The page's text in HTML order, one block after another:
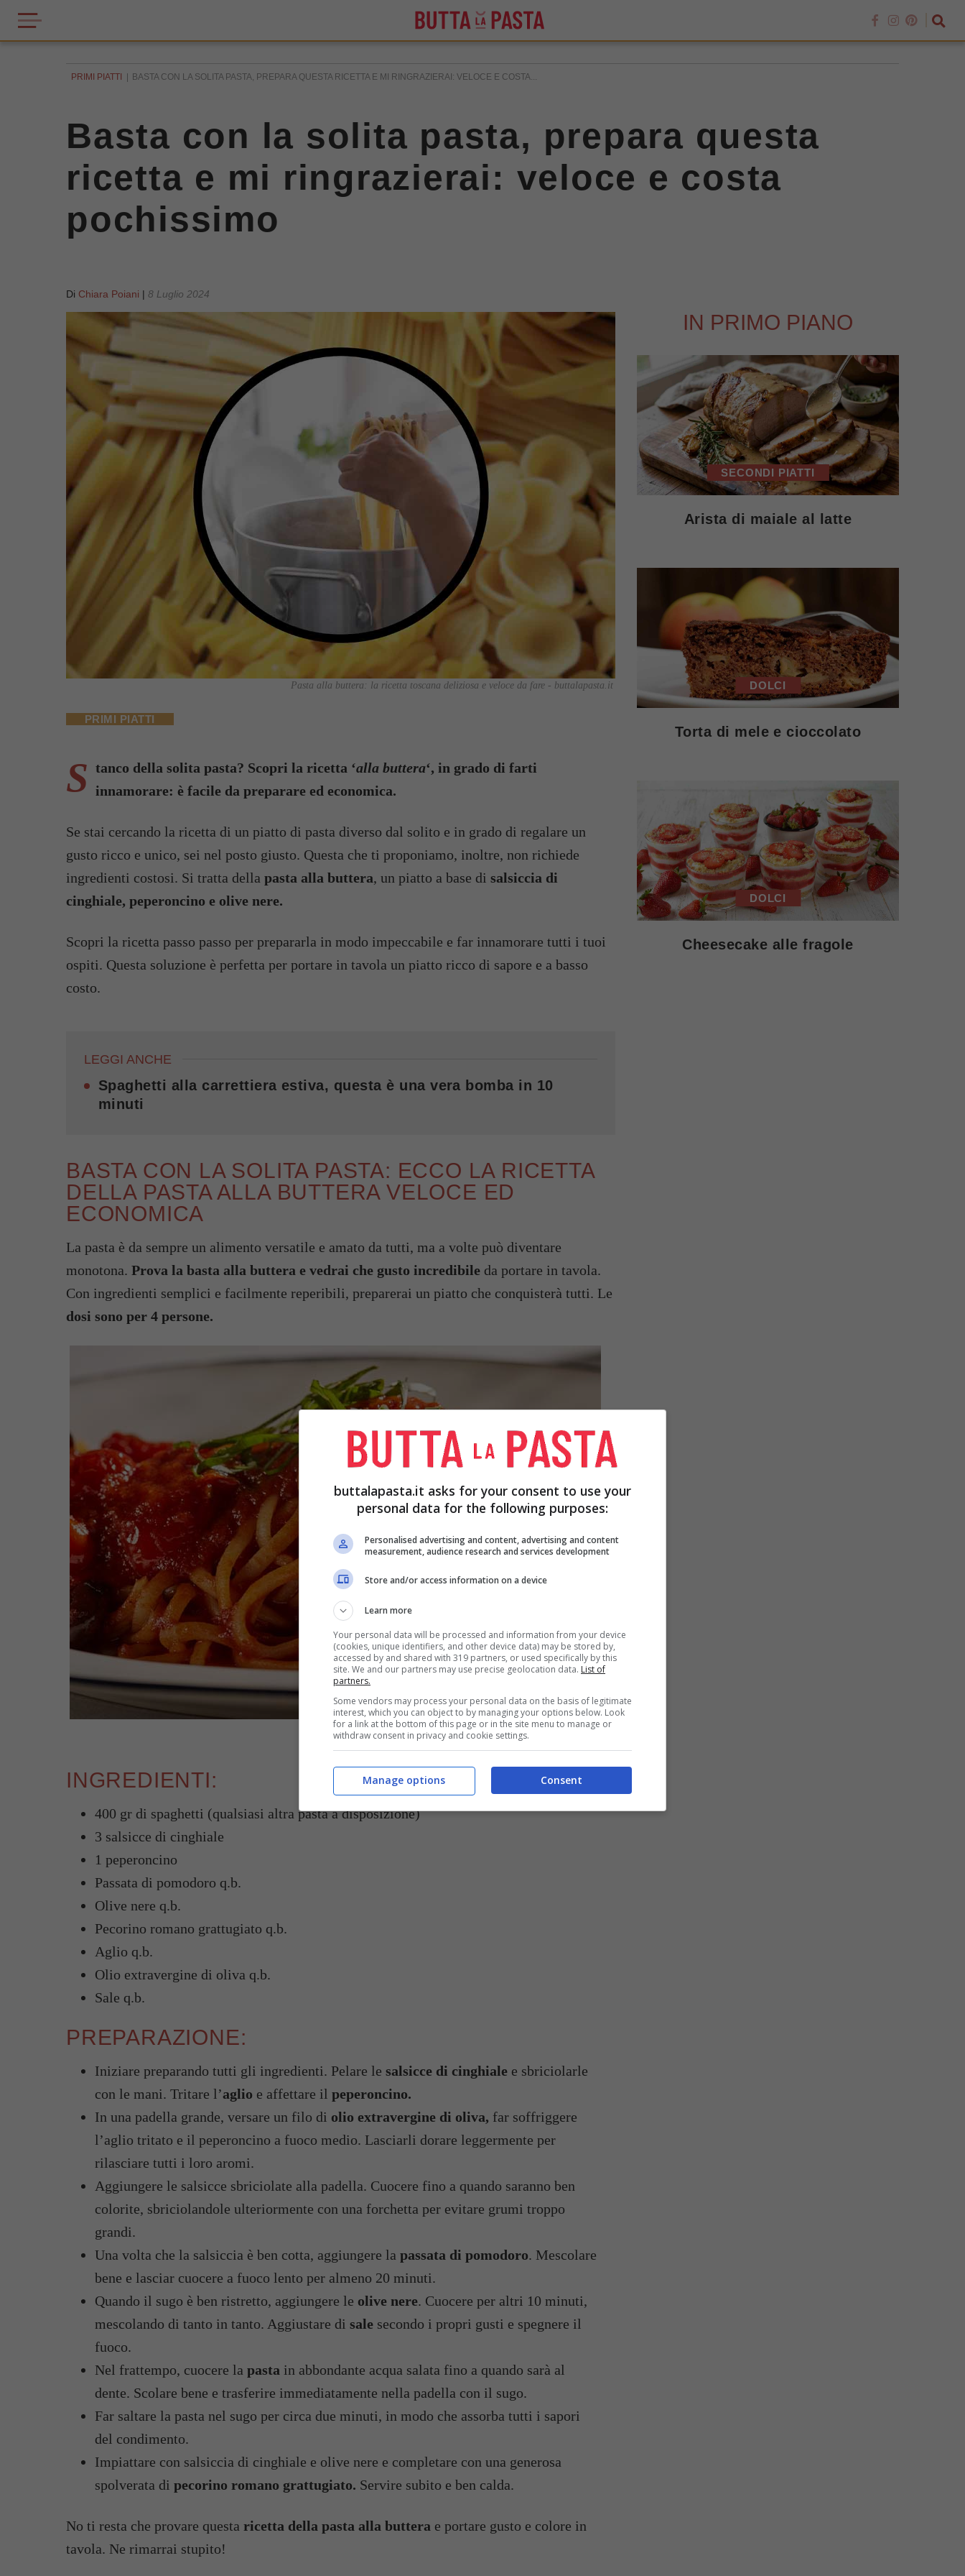
PRIMI PIATTI BASTA CON LA SOLITA PASTA, PREPARA QUESTA RICETTA E MI RINGRAZIERAI: VELOCE E COSTA...
Basta con la solita pasta, prepara questa
ricetta e mi ringrazierai: veloce e costa
pochissimo
Di Chiara Poiani | 8 Luglio 2024
Pasta alla buttera: la ricetta toscana deliziosa e veloce da fare - buttalapasta.it
PRIMI PIATTI
S tanco della solita pasta? Scopri la ricetta ‘alla buttera‘, in grado di farti
innamorare: è facile da preparare ed economica.
Se stai cercando la ricetta di un piatto di pasta diverso dal solito e in grado di regalare un
gusto ricco e unico, sei nel posto giusto. Questa che ti proponiamo, inoltre, non richiede
ingredienti costosi. Si tratta della pasta alla buttera, un piatto a base di salsiccia di
cinghiale, peperoncino e olive nere.
Scopri la ricetta passo passo per prepararla in modo impeccabile e far innamorare tutti i tuoi
ospiti. Questa soluzione è perfetta per portare in tavola un piatto ricco di sapore e a basso
costo.
LEGGI ANCHE
Spaghetti alla carrettiera estiva, questa è una vera bomba in 10
minuti
BASTA CON LA SOLITA PASTA: ECCO LA RICETTA
DELLA PASTA ALLA BUTTERA VELOCE ED
ECONOMICA
La pasta è da sempre un alimento versatile e amato da tutti, ma a volte può diventare
monotona. Prova la basta alla buttera e vedrai che gusto incredibile da portare in tavola.
Con ingredienti semplici e facilmente reperibili, preparerai un piatto che conquisterà tutti. Le
dosi sono per 4 persone.
Come preparare la famosa pasta alla buttera – buttalapasta.it
INGREDIENTI:
400 gr di spaghetti (qualsiasi altra pasta a disposizione)
3 salsicce di cinghiale
1 peperoncino
Passata di pomodoro q.b.
Olive nere q.b.
Pecorino romano grattugiato q.b.
Aglio q.b.
Olio extravergine di oliva q.b.
Sale q.b.
PREPARAZIONE:
Iniziare preparando tutti gli ingredienti. Pelare le salsicce di cinghiale e sbriciolarle
con le mani. Tritare l’aglio e affettare il peperoncino.
In una padella grande, versare un filo di olio extravergine di oliva, far soffriggere
l’aglio tritato e il peperoncino a fuoco medio. Lasciarli dorare leggermente per
rilasciare tutti i loro aromi.
Aggiungere le salsicce sbriciolate alla padella. Cuocere fino a quando saranno ben
colorite, sbriciolandole ulteriormente con una forchetta per evitare grumi troppo
grandi.
Una volta che la salsiccia è ben cotta, aggiungere la passata di pomodoro. Mescolare
bene e lasciar cuocere a fuoco lento per almeno 20 minuti.
Quando il sugo è ben ristretto, aggiungere le olive nere. Cuocere per altri 10 minuti,
mescolando di tanto in tanto. Aggiustare di sale secondo i propri gusti e spegnere il
fuoco.
Nel frattempo, cuocere la pasta in abbondante acqua salata fino a quando sarà al
dente. Scolare bene e trasferire immediatamente nella padella con il sugo.
Far saltare la pasta nel sugo per circa due minuti, in modo che assorba tutti i sapori
del condimento.
Impiattare con salsiccia di cinghiale e olive nere e completare con una generosa
spolverata di pecorino romano grattugiato. Servire subito e ben calda.
No ti resta che provare questa ricetta della pasta alla buttera e portare gusto e colore in
tavola. Ne rimarrai stupito!
IN PRIMO PIANO
SECONDI PIATTI
Arista di maiale al latte
DOLCI
Torta di mele e cioccolato
DOLCI
Cheesecake alle fragole
buttalapasta.it asks for your consent to use your
personal data for the following purposes:
Personalised advertising and content, advertising and content
measurement, audience research and services development
Store and/or access information on a device
Learn more
Your personal data will be processed and information from your device
(cookies, unique identifiers, and other device data) may be stored by,
accessed by and shared with 319 partners, or used specifically by this
site. We and our partners may use precise geolocation data. List of
partners.
Some vendors may process your personal data on the basis of legitimate
interest, which you can object to by managing your options below. Look
for a link at the bottom of this page or in the site menu to manage or
withdraw consent in privacy and cookie settings.
Consent
Manage options